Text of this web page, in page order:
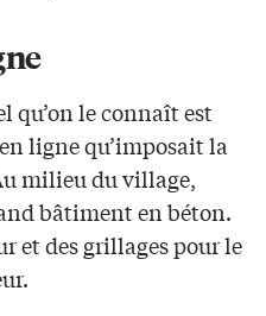
qu’on le connaît est
ligne qu’imposait la
milieu du village,
bâtiment en béton.
et des grillages pour le